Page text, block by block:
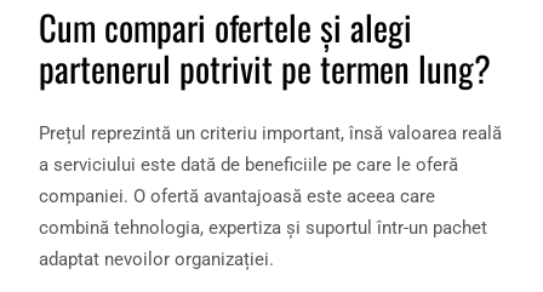
Cum compari ofertele și alegi
partenerul potrivit pe termen lung?
Prețul reprezintă un criteriu important, însă valoarea reală
a serviciului este dată de beneficiile pe care le oferă
companiei. O ofertă avantajoasă este aceea care
combină tehnologia, expertiza și suportul într-un pachet
adaptat nevoilor organizației.